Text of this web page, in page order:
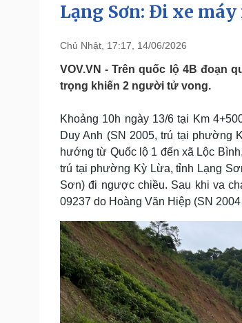
Nhận diện sự thật
Dấu ấn
Pháp luật
Vụ án
Tư vấn luật
Quân
Vũ khí
Phân tích
Sức khỏe
Dinh dưỡng - món ngon
Cây thuốc
Nhi khoa
Nam khoa
Làm đẹp - giảm cân
Phòng mạch online
Ăn sạch sống khỏe
Đời sống
Nhà đẹp
Blog
Cải chính
Lạng Sơn: Đi xe
Chủ Nhật, 17:17, 14/06/2026
VOV.VN - Trên quốc lộ 4B đoạn
trọng khiến 2 người tử vong.
Khoảng 10h ngày 13/6 tại Km
Duy Anh (SN 2005, trú tại phường
hướng từ Quốc lộ 1 đến xã Lộc
trú tại phường Kỳ Lừa, tỉnh Lạng
Sơn) đi ngược chiều. Sau khi va
09237 do Hoàng Văn Hiệp (SN